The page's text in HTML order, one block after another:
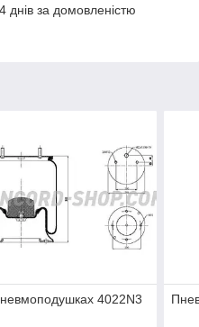
за домовленістю
4022N3